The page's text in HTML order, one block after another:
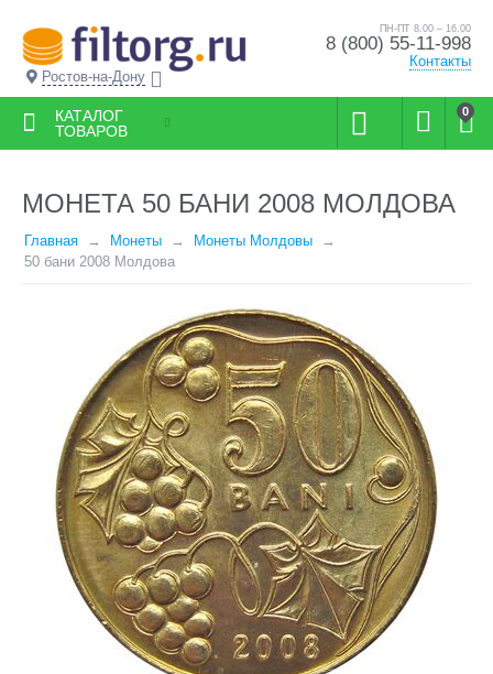
Ростов-на-Дону
ПН-ПТ 8.00 – 16.00
8 (800) 55-11-998
Контакты
0
КАТАЛОГ
ТОВАРОВ
МОНЕТА 50 БАНИ 2008 МОЛДОВА
Главная Монеты
Монеты Молдовы
50 бани 2008 Молдова